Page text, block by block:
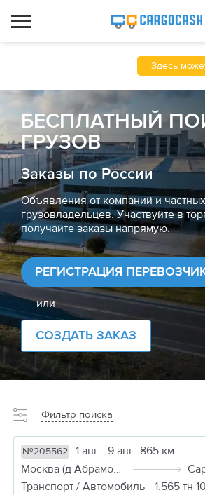
Здесь
БЕСПЛАТНЫЙ
ГРУЗОВ
Заказы по России
Объявления от компаний и частных
грузовладельцев. Участвуйте в
получайте заказы напрямую.
РЕГИСТРАЦИЯ
или
СОЗДАТЬ ЗАКАЗ
Фильтр поиска
№205562 1 авг - 9 авг 865 км
Москва (д Абрамовка)
Транспорт / Автомобиль
1.565 тн